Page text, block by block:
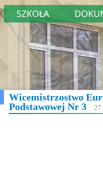
SZKOŁA
Wicemistrzostwo
Podstawowej Nr 3
27